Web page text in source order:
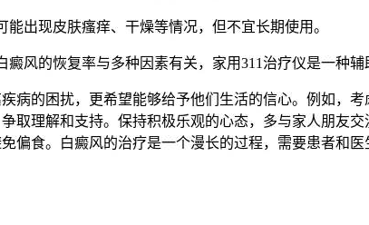
出现皮肤瘙痒、干燥等情况，但不宜长期使用。
风的恢复率与多种因素有关，家用311治疗仪是一种辅
病的困扰，更希望能够给予他们生活的信心。例如，
取理解和支持。保持积极乐观的心态，多与家人朋友
偏食。白癜风的治疗是一个漫长的过程，需要患者和